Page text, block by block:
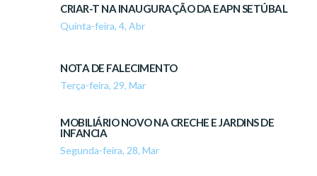
CRIAR-T NA INAUGURAÇÃO DA EAPN SETÚBAL
Quinta-feira, 4, Abr
NOTA DE FALECIMENTO
Terça-feira, 29, Mar
MOBILIÁRIO NOVO NA CRECHE E JARDINS DE
INFANCIA
Segunda-feira, 28, Mar